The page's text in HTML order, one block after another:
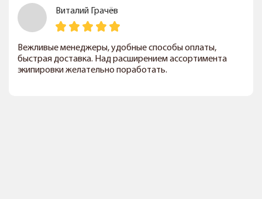
Виталий Грачёв
Вежливые менеджеры, удобные способы оплаты,
быстрая доставка. Над расширением ассортимента
экипировки желательно поработать.